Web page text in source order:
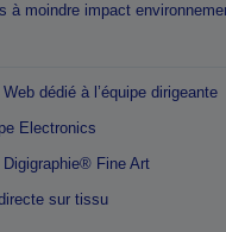
à moindre impact
dédié à l’équipe dirigeante
Electronics
Fine Art
sur tissu